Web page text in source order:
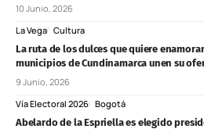
10 Junio, 2026
La Vega Cultura
La ruta de los dulces que quiere
municipios de Cundinamarca unen su
9 Junio, 2026
Vía Electoral 2026 Bogotá
Abelardo de la Espriella es elegido